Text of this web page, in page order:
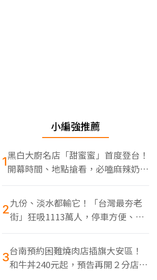
小編強推薦
1黑白大廚名店「甜蜜蜜」首度登台！
開幕時間、地點搶看，必嗑麻辣奶油
蝦
2九份、淡水都輸它！「台灣最夯老
街」狂吸1113萬人，停車方便、特
色美食多
3台南預約困難燒肉店插旗大安區！
和牛丼240元起，預告再開２分店、